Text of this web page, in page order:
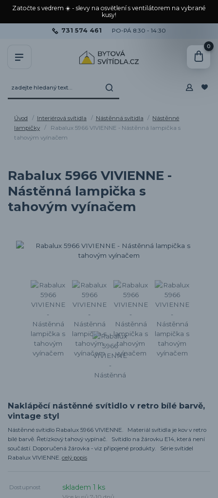
Zatočte s vedrem ☀️ - slevy na osvětlení s ventilátorem na vybrané
kusy!
731 574 461 PO-PÁ 8:30 - 14:30
0
Úvod Interiérová svítidla Nástěnná svítidla
Nástěnné
lampičky
Rabalux 5966 VIVIENNE - Nástěnná lampička s
tahovým vyínačem
Rabalux 5966 VIVIENNE -
Nástěnná lampička s
tahovým vyínačem
Naklápěcí nástěnné svítidlo v retro bílé barvě,
vintage styl
Nástěnné svítidlo Rabalux 5966 VIVIENNE. Materiál svítidla je kov v retro
bílé barvě. Řetízkový tahový vypínač. Svítidlo na žárovku E14, která není
součástí. Doporučená žárovka - viz připojené produkty. Série svítidel
Rabalux VIVIENNE. celý popis
Dostupnost skladem 1 ks